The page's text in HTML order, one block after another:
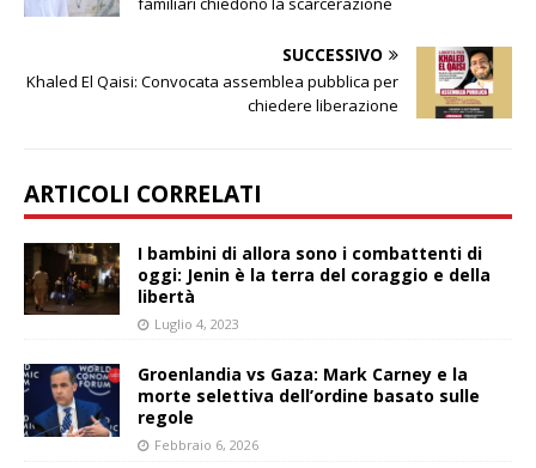
SUCCESSIVO
Khaled El Qaisi: Convocata assemblea pubblica per
chiedere liberazione
ARTICOLI CORRELATI
I bambini di allora sono i combattenti di
oggi: Jenin è la terra del coraggio e della
libertà
Luglio 4, 2023
Groenlandia vs Gaza: Mark Carney e la
morte selettiva dell’ordine basato sulle
regole
Febbraio 6, 2026